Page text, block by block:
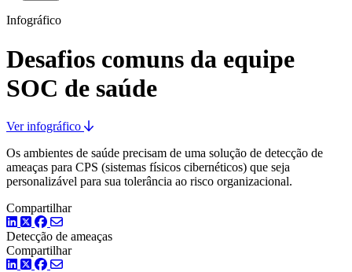
Infográfico
Desafios comuns da equipe
SOC de saúde
Ver infográfico
Os ambientes de saúde precisam de uma solução de detecção de
ameaças para CPS (sistemas físicos cibernéticos) que seja
personalizável para sua tolerância ao risco organizacional.
Compartilhar
LinkedIn
TwitterFacebook
Detecção de ameaças
Compartilhar
LinkedIn
TwitterFacebook